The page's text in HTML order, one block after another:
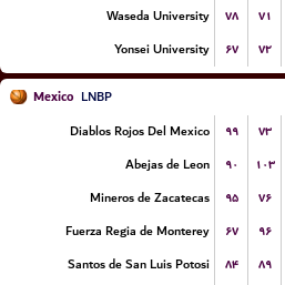
Waseda University
۷۸ ۷۱
Yonsei University
۶۷ ۷۲
Mexico LNBP
Diablos Rojos Del Mexico
۹۹ ۷۳
Abejas de Leon
۹۰ ۱۰۳
Mineros de Zacatecas
۹۵ ۷۶
Fuerza Regia de Monterey
۶۷ ۹۶
Santos de San Luis Potosi
۸۴ ۸۹